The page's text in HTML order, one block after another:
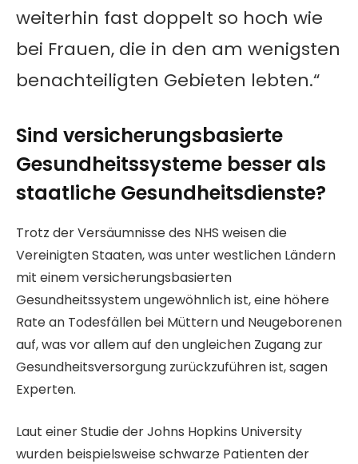
weiterhin fast doppelt so hoch wie
bei Frauen, die in den am wenigsten
benachteiligten Gebieten lebten.“
Sind versicherungsbasierte
Gesundheitssysteme besser als
staatliche Gesundheitsdienste?
Trotz der Versäumnisse des NHS weisen die
Vereinigten Staaten, was unter westlichen Ländern
mit einem versicherungsbasierten
Gesundheitssystem ungewöhnlich ist, eine höhere
Rate an Todesfällen bei Müttern und Neugeborenen
auf, was vor allem auf den ungleichen Zugang zur
Gesundheitsversorgung zurückzuführen ist, sagen
Experten.
Laut einer Studie der Johns Hopkins University
wurden beispielsweise schwarze Patienten der